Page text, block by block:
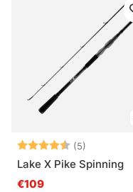
Note: (5)
Lake X Pike Spinning
€109